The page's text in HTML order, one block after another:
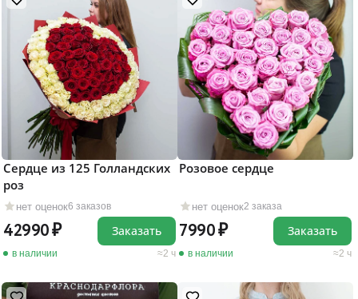
нет оценок6 заказов
Сердце из 125 Голландских
роз
42990
в наличии 2 ч
Заказать
нет оценок2 заказа
Розовое сердце
7990
в наличии 2 ч
Заказать